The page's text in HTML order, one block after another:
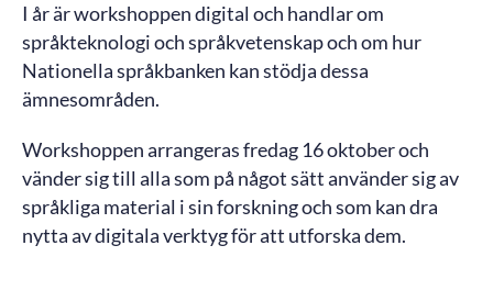
I år är workshoppen digital och handlar om
språkteknologi och språkvetenskap och om hur
Nationella språkbanken kan stödja dessa
ämnesområden.
Workshoppen arrangeras fredag 16 oktober och
vänder sig till alla som på något sätt använder sig av
språkliga material i sin forskning och som kan dra
nytta av digitala verktyg för att utforska dem.